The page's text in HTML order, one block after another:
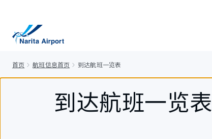
首页 航班信息首页 到达航班一览表
到达航班一览表